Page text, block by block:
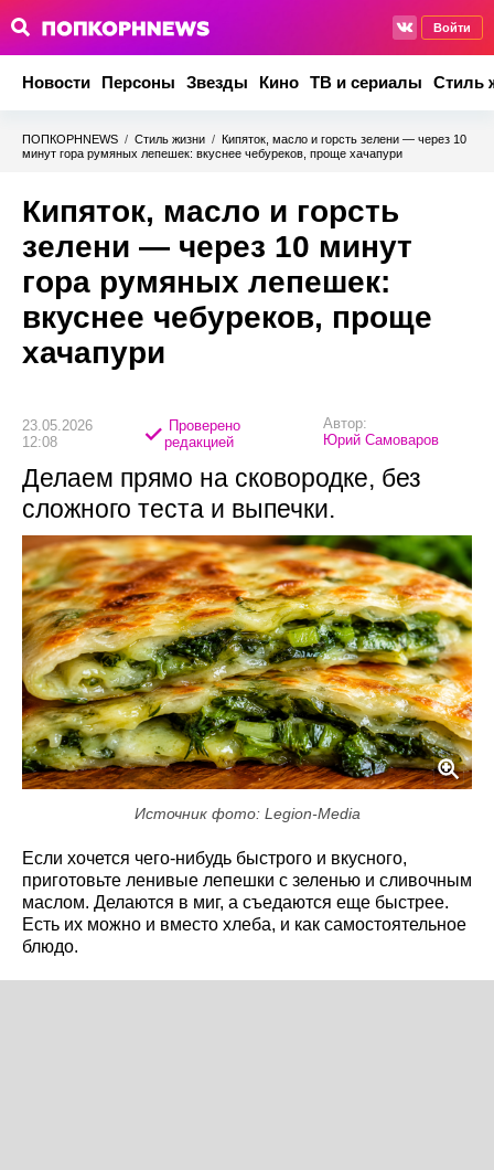
Войти
Новости Персоны Звезды Кино ТВ и сериалы Стиль
ПОПКОРНNEWS / Стиль жизни / Кипяток, масло и горсть зелени — через 10
минут гора румяных лепешек: вкуснее чебуреков, проще хачапури
Кипяток, масло и горсть
зелени — через 10 минут
гора румяных лепешек:
вкуснее чебуреков, проще
хачапури
23.05.2026
12:08
Проверено
редакцией
Автор:
Юрий Самоваров
Делаем прямо на сковородке, без
сложного теста и выпечки.
Источник фото: Legion-Media
Если хочется чего-нибудь быстрого и вкусного,
приготовьте ленивые лепешки с зеленью и сливочным
маслом. Делаются в миг, а съедаются еще быстрее.
Есть их можно и вместо хлеба, и как самостоятельное
блюдо.